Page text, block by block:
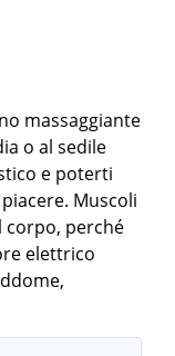
massaggiante
o al sedile
e poterti
Muscoli
corpo, perché
elettrico